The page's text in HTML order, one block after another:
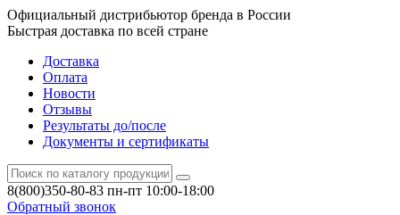
Официальный дистрибьютор бренда в России
Быстрая доставка по всей стране
Доставка
Оплата
Новости
Отзывы
Результаты до/после
Документы и сертификаты
8(800)350-80-83 пн-пт 10:00-18:00
Обратный звонок